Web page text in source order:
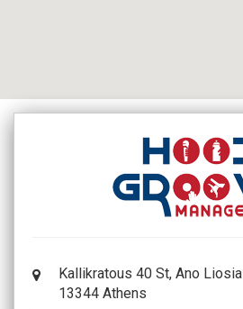
Kallikratous 40 St, Ano Liosia
13344 Athens